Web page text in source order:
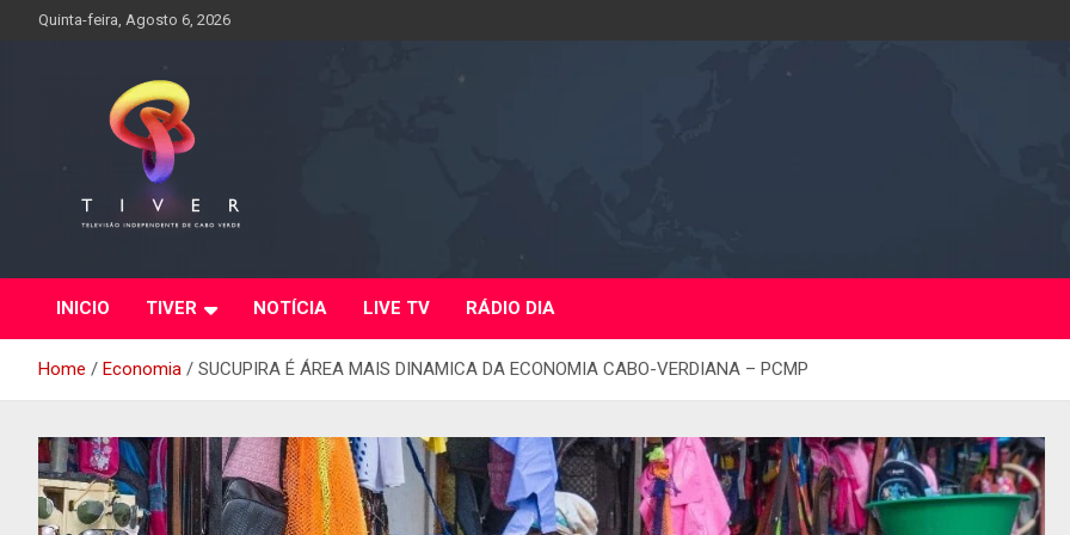
Quinta-feira, Agosto 6, 2026
INICIO TIVER NOTÍCIA LIVE TV RÁDIO DIA
Home Economia SUCUPIRA É ÁREA MAIS DINAMICA DA ECONOMIA CABO-VERDIANA – PCMP